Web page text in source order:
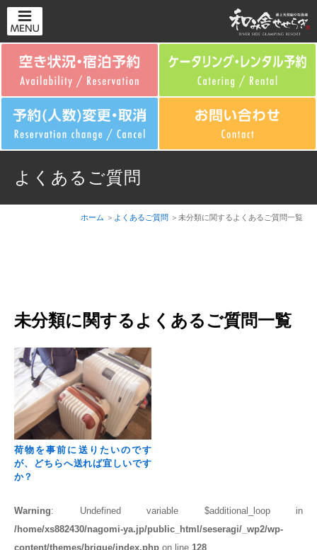
よくあるご質問
ホーム よくあるご質問 未分類に関するよくあるご質問一覧
未分類に関するよくあるご質問一覧
荷物を事前に送りたいのです
が、どちらへ送れば宜しいです
か？
Warning: Undefined variable $additional_loop in
/home/xs882430/nagomi-ya.jp/public_html/seseragi/_wp2/wp-
content/themes/brique/index.php on line 128